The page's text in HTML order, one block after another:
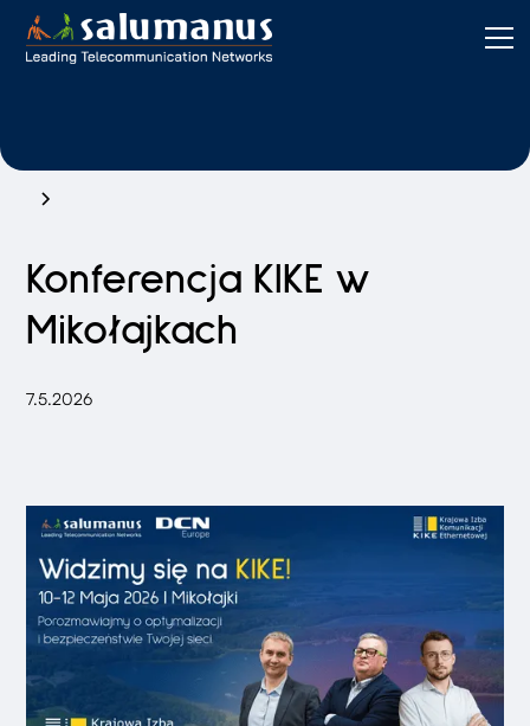
Konferencja KIKE w
Mikołajkach
7.5.2026